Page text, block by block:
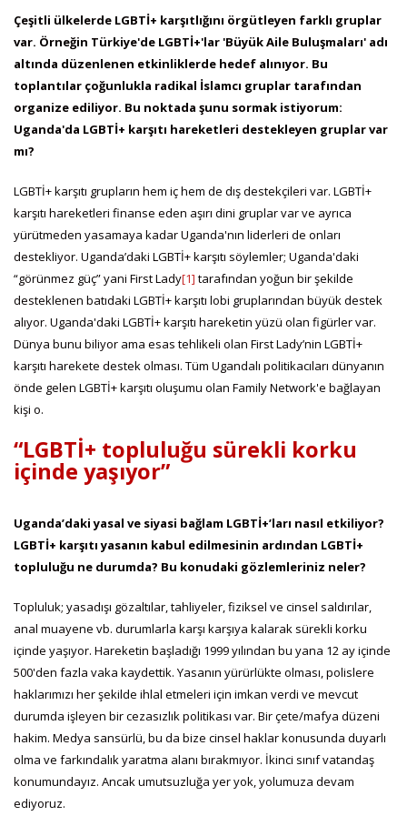
Çeşitli ülkelerde LGBTİ+ karşıtlığını örgütleyen farklı gruplar
var. Örneğin Türkiye'de LGBTİ+'lar 'Büyük Aile Buluşmaları' adı
altında düzenlenen etkinliklerde hedef alınıyor. Bu
toplantılar çoğunlukla radikal İslamcı gruplar tarafından
organize ediliyor. Bu noktada şunu sormak istiyorum:
Uganda'da LGBTİ+ karşıtı hareketleri destekleyen gruplar var
mı?
LGBTİ+ karşıtı grupların hem iç hem de dış destekçileri var. LGBTİ+
karşıtı hareketleri finanse eden aşırı dini gruplar var ve ayrıca
yürütmeden yasamaya kadar Uganda'nın liderleri de onları
destekliyor. Uganda’daki LGBTİ+ karşıtı söylemler; Uganda'daki
“görünmez güç” yani First Lady[1] tarafından yoğun bir şekilde
desteklenen batıdaki LGBTİ+ karşıtı lobi gruplarından büyük destek
alıyor. Uganda'daki LGBTİ+ karşıtı hareketin yüzü olan figürler var.
Dünya bunu biliyor ama esas tehlikeli olan First Lady’nin LGBTİ+
karşıtı harekete destek olması. Tüm Ugandalı politikacıları dünyanın
önde gelen LGBTİ+ karşıtı oluşumu olan Family Network'e bağlayan
kişi o.
“LGBTİ+ topluluğu sürekli korku
içinde yaşıyor”
Uganda’daki yasal ve siyasi bağlam LGBTİ+’ları nasıl etkiliyor?
LGBTİ+ karşıtı yasanın kabul edilmesinin ardından LGBTİ+
topluluğu ne durumda? Bu konudaki gözlemleriniz neler?
Topluluk; yasadışı gözaltılar, tahliyeler, fiziksel ve cinsel saldırılar,
anal muayene vb. durumlarla karşı karşıya kalarak sürekli korku
içinde yaşıyor. Hareketin başladığı 1999 yılından bu yana 12 ay içinde
500'den fazla vaka kaydettik. Yasanın yürürlükte olması, polislere
haklarımızı her şekilde ihlal etmeleri için imkan verdi ve mevcut
durumda işleyen bir cezasızlık politikası var. Bir çete/mafya düzeni
hakim. Medya sansürlü, bu da bize cinsel haklar konusunda duyarlı
olma ve farkındalık yaratma alanı bırakmıyor. İkinci sınıf vatandaş
konumundayız. Ancak umutsuzluğa yer yok, yolumuza devam
ediyoruz.